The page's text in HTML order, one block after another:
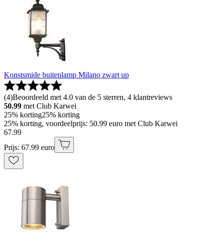
Konstsmide buitenlamp Milano zwart up
(4)Beoordeeld met 4.0 van de 5 sterren, 4 klantreviews
50.99 met Club Karwei
25% korting25% korting
25% korting, voordeelprijs: 50.99 euro met Club Karwei
67.99
Prijs: 67.99 euro